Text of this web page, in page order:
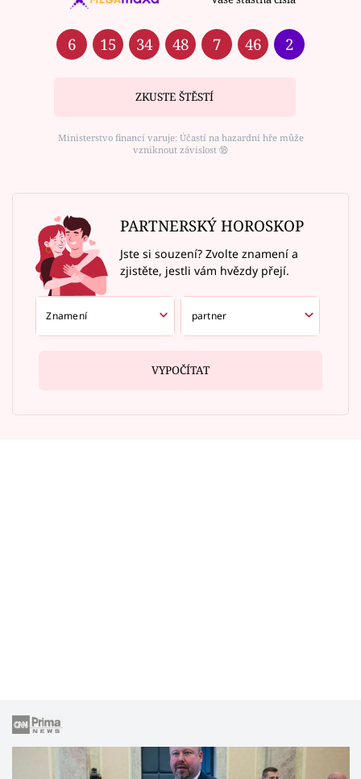
6 15 34 48 7 46 2
ZKUSTE ŠTĚSTÍ
Ministerstvo financí varuje: Účastí na hazardní hře může
vzniknout závislost ⑱
PARTNERSKÝ HOROSKOP
Jste si souzení? Zvolte znamení a
zjistěte, jestli vám hvězdy přejí.
VYPOČÍTAT